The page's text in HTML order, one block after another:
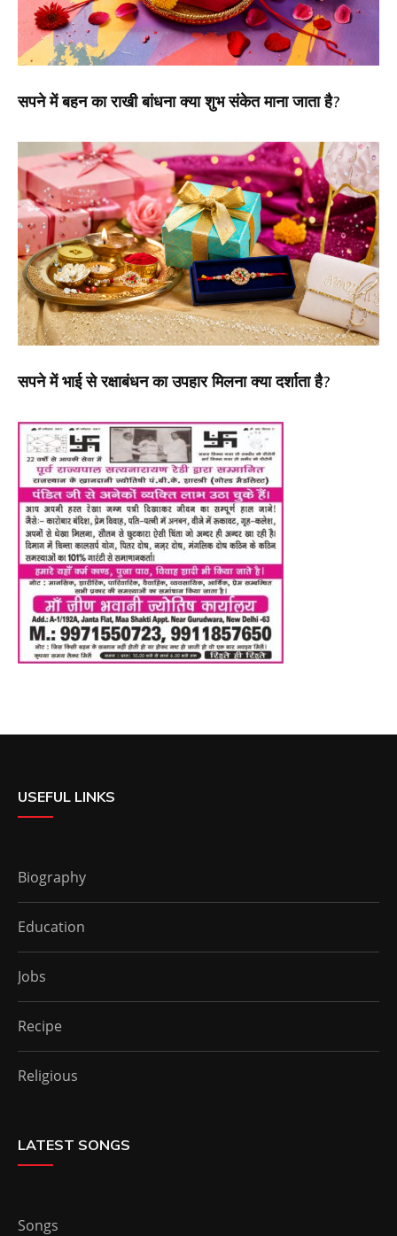
सपने में बहन का राखी बांधना क्या शुभ संकेत माना जाता है?
सपने में भाई से रक्षाबंधन का उपहार मिलना क्या दर्शाता है?
USEFUL LINKS
Biography
Education
Jobs
Recipe
Religious
LATEST SONGS
Songs